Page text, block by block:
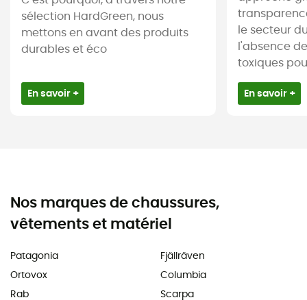
sélection HardGreen, nous
mettons en avant des produits
durables et éco
En savoir +
le secteur
l'absence
toxiques
En savoir +
Nos marques de chaussures,
vêtements et matériel
Patagonia
Ortovox
Rab
Fjällräven
Columbia
Scarpa